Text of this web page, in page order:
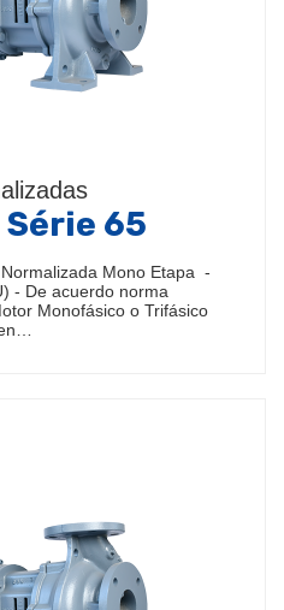
Série 65
Mono Etapa -
- De acuerdo norma
Monofásico o Trifásico